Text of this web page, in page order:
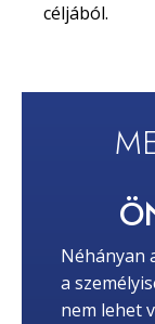
céljából.
Néhányan
a
nem lehet